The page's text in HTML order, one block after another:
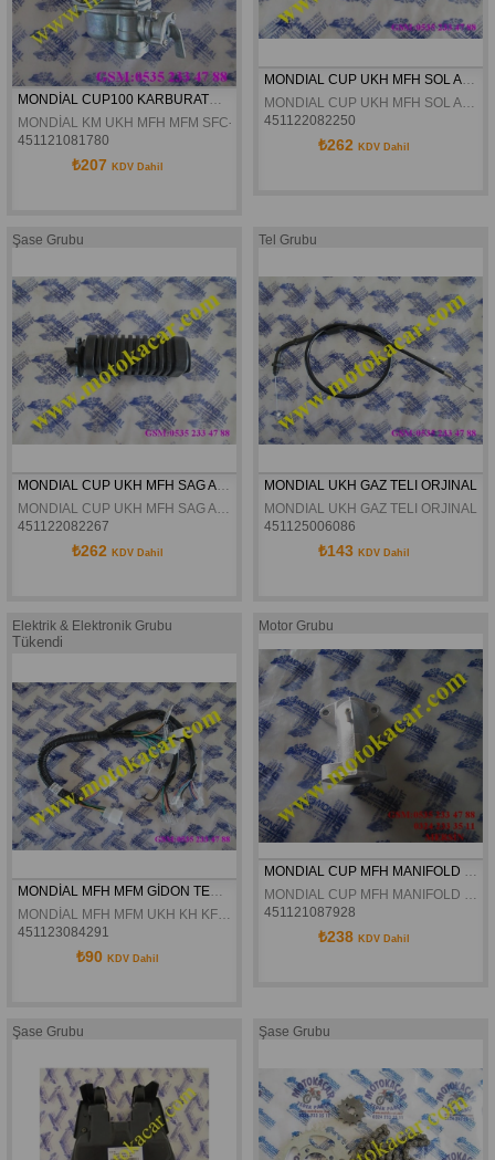
MONDİAL CUP100 KARBURATÖR ORJİNAL
MONDİAL KM UKH MFH MFM SFC-BX SFC-SX 100SFS SFC-AX
451121081780
₺207 KDV Dahil
MONDIAL CUP UKH MFH SOL ARKA BASAMAK ORJINAL
MONDIAL CUP UKH MFH SOL ARKA BASAMAK ORJINAL
451122082250
₺262 KDV Dahil
Şase Grubu
MONDIAL CUP UKH MFH SAG ARKA BASAMAK ORJINAL
MONDIAL CUP UKH MFH SAG ARKA BASAMAK ORJINAL
451122082267
₺262 KDV Dahil
Tel Grubu
MONDIAL UKH GAZ TELI ORJINAL
MONDIAL UKH GAZ TELI ORJINAL
451125006086
₺143 KDV Dahil
Elektrik & Elektronik Grubu
Tükendi
MONDİAL MFH MFM GİDON TESİSAT ORJİNAL
MONDİAL MFH MFM UKH KH KF GİDON TESİSAT ORJİNAL
451123084291
₺90 KDV Dahil
Motor Grubu
MONDIAL CUP MFH MANIFOLD ORJINAL
MONDIAL CUP MFH MANIFOLD ORJINAL
451121087928
₺238 KDV Dahil
Şase Grubu Şase Grubu